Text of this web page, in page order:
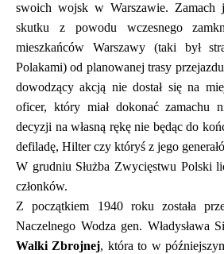
swoich wojsk w Warszawie. Zamach
skutku z powodu wczesnego
mieszkańców Warszawy (taki był
Polakami) od planowanej trasy
dowodzący akcją nie dostał się na
oficer, który miał dokonać zamachu
decyzji na własną rękę nie będąc do
defiladę, Hilter czy któryś z jego
W grudniu Służba Zwycięstwu Polski
członków.
Z początkiem 1940 roku została
Naczelnego Wodza gen. Władysława
Walki Zbrojnej, która to w